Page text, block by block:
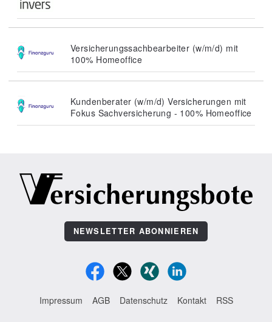
Versicherungssachbearbeiter (w/m/d) mit
100% Homeoffice
Kundenberater (w/m/d) Versicherungen mit
Fokus Sachversicherung - 100% Homeoffice
NEWSLETTER ABONNIEREN
Impressum AGB Datenschutz Kontakt RSS